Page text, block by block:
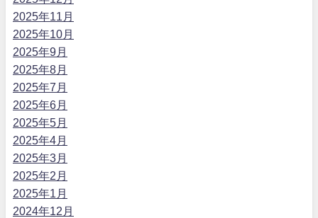
2025年11月
2025年10月
2025年9月
2025年8月
2025年7月
2025年6月
2025年5月
2025年4月
2025年3月
2025年2月
2025年1月
2024年12月